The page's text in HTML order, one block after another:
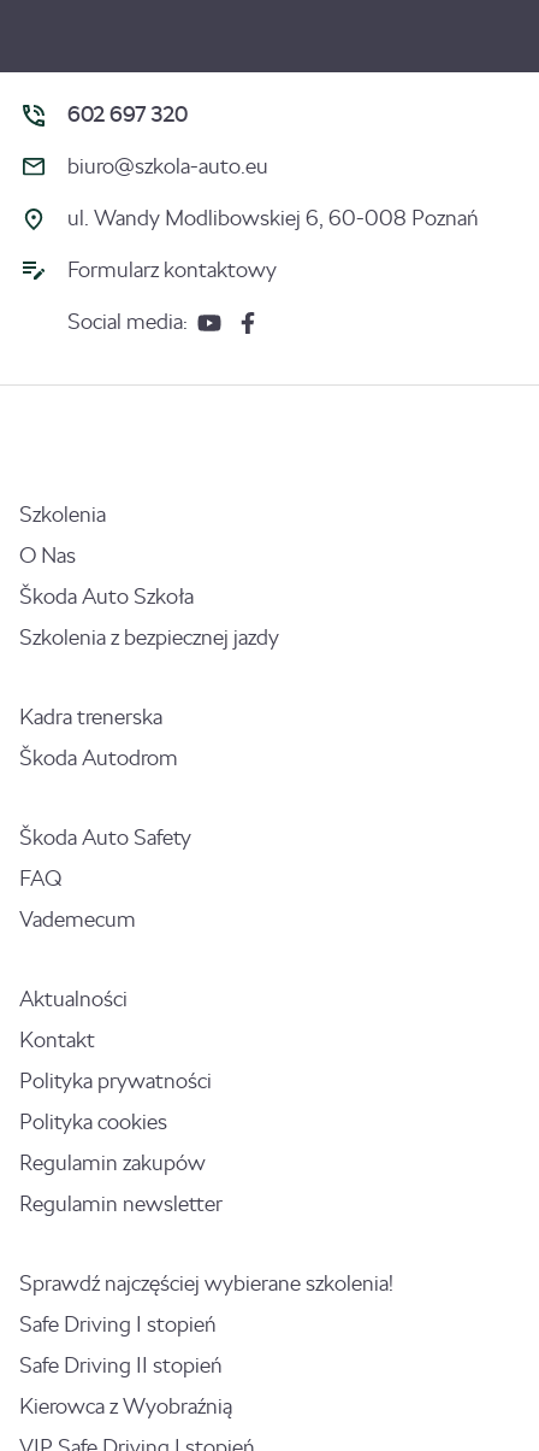
602 697 320
biuro@szkola-auto.eu
ul. Wandy Modlibowskiej 6, 60-008 Poznań
Formularz kontaktowy
Social media:
Szkolenia
O Nas
Škoda Auto Szkoła
Szkolenia z bezpiecznej jazdy
Kadra trenerska
Škoda Autodrom
Škoda Auto Safety
FAQ
Vademecum
Aktualności
Kontakt
Polityka prywatności
Polityka cookies
Regulamin zakupów
Regulamin newsletter
Sprawdź najczęściej wybierane szkolenia!
Safe Driving I stopień
Safe Driving II stopień
Kierowca z Wyobraźnią